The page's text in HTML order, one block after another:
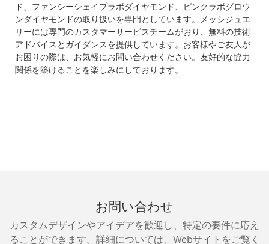
ド、ファンシーシェイプラボダイヤモンド、ピンクラボグロウ
ンダイヤモンドの取り扱いを専門としています。メッシジュエ
リーには専門のカスタマーサービスチームがおり、無料の技術
アドバイスとガイダンスを提供しています。お客様やご友人が
お困りの際は、お気軽にお問い合わせください。友好的な協力
関係を築けることを楽しみにしております。
お問い合わせ
カスタムデザインやアイデアを歓迎し、特定の要件に応え
ることができます。詳細については、Webサイトをご覧く